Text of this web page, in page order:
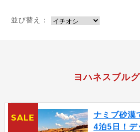
並び替え：
ヨハネスブル
ナミブ砂漠
4泊5日！
SALE